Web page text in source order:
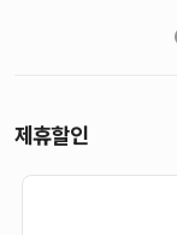
제휴할인